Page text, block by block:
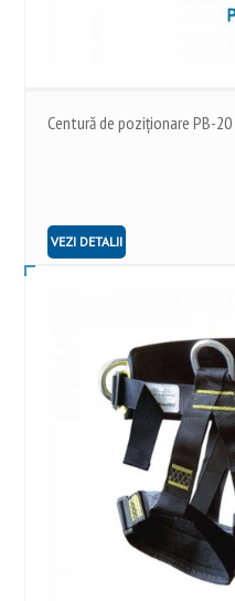
Centură de poziționare PB-20
VEZI DETALII